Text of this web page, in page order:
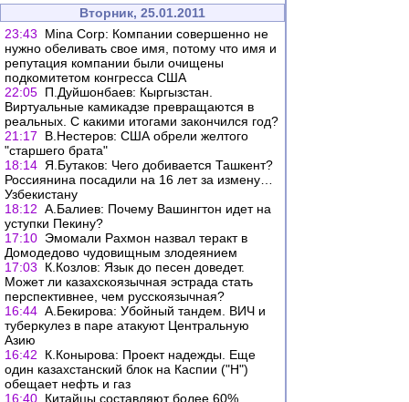
Вторник, 25.01.2011
23:43
Mina Corp: Компании совершенно не
нужно обеливать свое имя, потому что имя и
репутация компании были очищены
подкомитетом конгресса США
22:05 П.Дуйшонбаев: Кыргызстан.
Виртуальные камикадзе превращаются в
реальных. С какими итогами закончился год?
21:17
В.Нестеров: США обрели желтого
"старшего брата"
18:14 Я.Бутаков: Чего добивается Ташкент?
Россиянина посадили на 16 лет за измену…
Узбекистану
18:12 А.Балиев: Почему Вашингтон идет на
уступки Пекину?
17:10 Эмомали Рахмон назвал теракт в
Домодедово чудовищным злодеянием
17:03
К.Козлов: Язык до песен доведет.
Может ли казахскоязычная эстрада стать
перспективнее, чем русскоязычная?
16:44 А.Бекирова: Убойный тандем. ВИЧ и
туберкулез в паре атакуют Центральную
Азию
16:42
К.Конырова: Проект надежды. Еще
один казахстанский блок на Каспии ("Н")
обещает нефть и газ
16:40 Китайцы составляют более 60%